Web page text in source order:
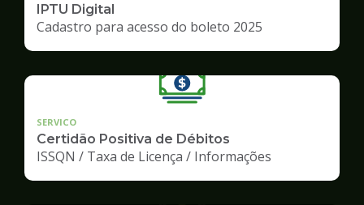
IPTU Digital
Cadastro para acesso do boleto 2025
SERVICO
Certidão Positiva de Débitos
ISSQN / Taxa de Licença / Informações